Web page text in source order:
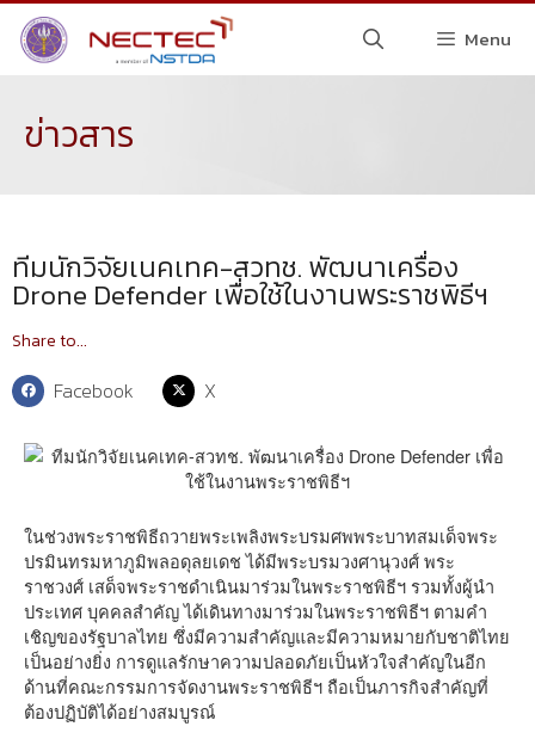
Menu
ข่าวสาร
ทีมนักวิจัยเนคเทค-สวทช. พัฒนาเครื่อง
Drone Defender เพื่อใช้ในงานพระราชพิธีฯ
Share to...
Facebook X
ในช่วงพระราชพิธีถวายพระเพลิงพระบรมศพพระบาทสมเด็จพระ
ปรมินทรมหาภูมิพลอดุลยเดช ได้มีพระบรมวงศานุวงศ์ พระ
ราชวงศ์ เสด็จพระราชดำเนินมาร่วมในพระราชพิธีฯ รวมทั้งผู้นำ
ประเทศ บุคคลสำคัญ ได้เดินทางมาร่วมในพระราชพิธีฯ ตามคำ
เชิญของรัฐบาลไทย ซึ่งมีความสำคัญและมีความหมายกับชาติไทย
เป็นอย่างยิ่ง การดูแลรักษาความปลอดภัยเป็นหัวใจสำคัญในอีก
ด้านที่คณะกรรมการจัดงานพระราชพิธีฯ ถือเป็นภารกิจสำคัญที่
ต้องปฏิบัติได้อย่างสมบูรณ์